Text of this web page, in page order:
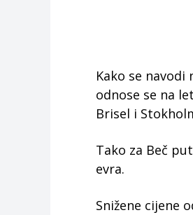
Kako se navodi
odnose se na
Brisel i
Tako za Beč
evra.
Snižene cijene